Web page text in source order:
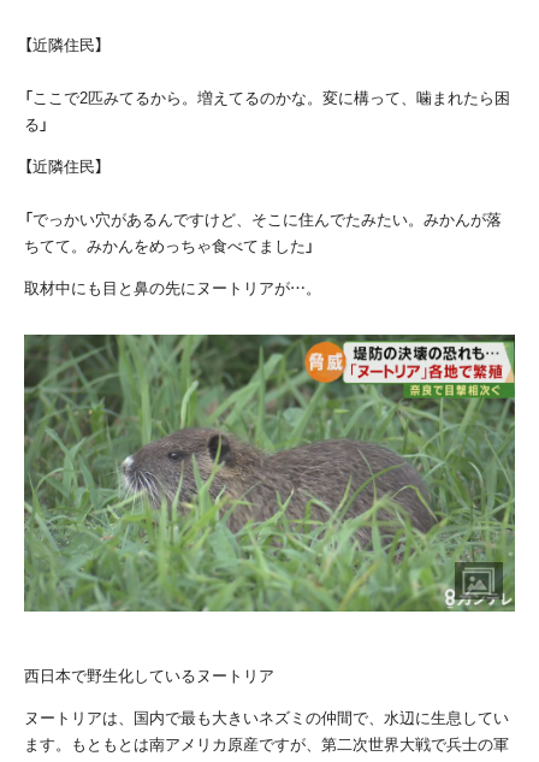
【近隣住民】
「ここで2匹みてるから。増えてるのかな。変に構って、噛まれたら困
る」
【近隣住民】
「でっかい穴があるんですけど、そこに住んでたみたい。みかんが落
ちてて。みかんをめっちゃ食べてました」
取材中にも目と鼻の先にヌートリアが…。
西日本で野生化しているヌートリア
ヌートリアは、国内で最も大きいネズミの仲間で、水辺に生息してい
ます。もともとは南アメリカ原産ですが、第二次世界大戦で兵士の軍